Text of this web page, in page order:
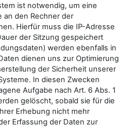
ist notwendig, um eine
an den Rechner der
Hierfür muss die IP-Adresse
der Sitzung gespeichert
werden ebenfalls in
dienen uns zur Optimierung
der Sicherheit unserer
In diesen Zwecken
Aufgabe nach Art. 6 Abs. 1
gelöscht, sobald sie für die
Erhebung nicht mehr
Erfassung der Daten zur